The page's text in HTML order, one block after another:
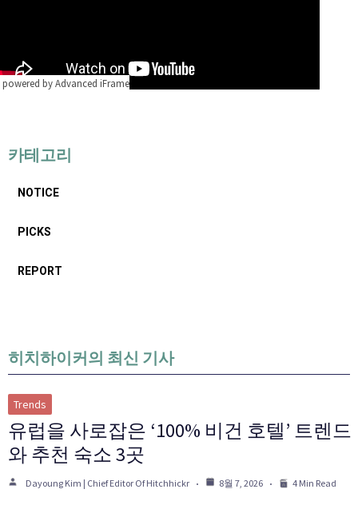
powered by Advanced iFrame
카테고리
NOTICE
PICKS
REPORT
히치하이커의 최신 기사
Trends
유럽을 사로잡은 ‘100% 비건 호텔’ 트렌드
와 추천 숙소 3곳
Dayoung Kim | Chief Editor Of Hitchhickr 8월 7, 2026 4 Min Read